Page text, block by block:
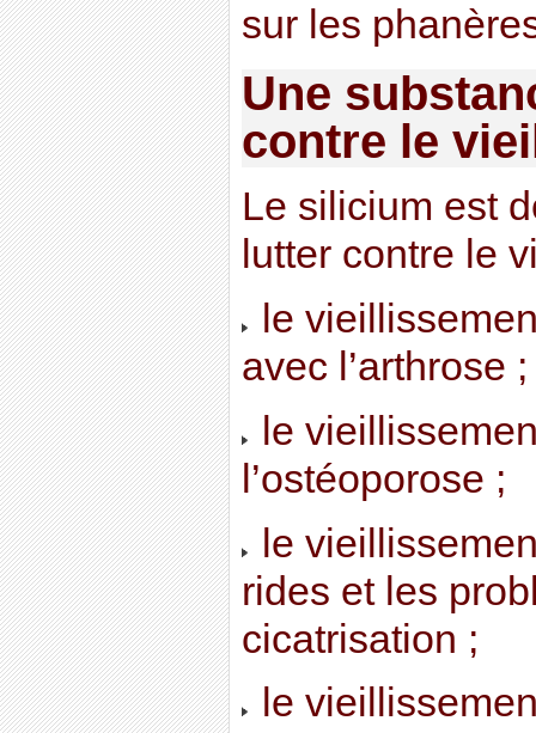
sur les
Une
contre le
Le silicium est
lutter contre le
le
avec l’arthrose ;
le
l’ostéoporose ;
le
rides et les
cicatrisation ;
le